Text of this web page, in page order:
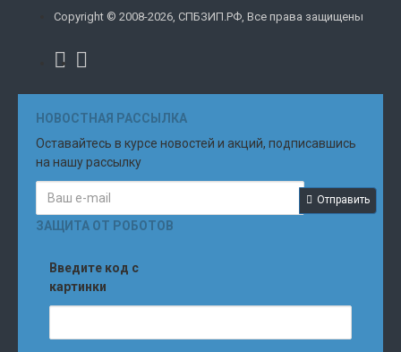
Copyright © 2008-2026, СПБЗИП.РФ, Все права защищены
НОВОСТНАЯ РАССЫЛКА
Оставайтесь в курсе новостей и акций, подписавшись
на нашу рассылку
Отправить
ЗАЩИТА ОТ РОБОТОВ
Введите код с
картинки